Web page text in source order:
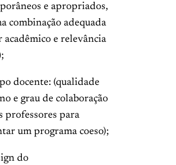
e apropriados,
combinação adequada
acadêmico e relevância
docente: (qualidade
e grau de colaboração
professores para
um programa coeso);
do